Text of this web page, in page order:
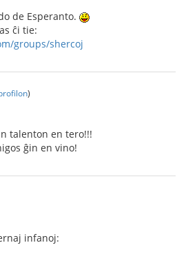
de Esperanto.
ĉi tie:
groups/shercoj
)
talenton en tero!!!
ĝin en vino!
infanoj: